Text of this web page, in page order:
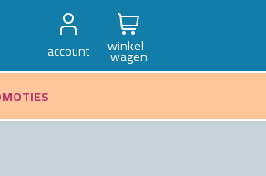
account winkel-
wagen